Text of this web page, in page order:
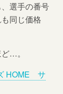
選手の番号
同じ価格
…。
HOME サ